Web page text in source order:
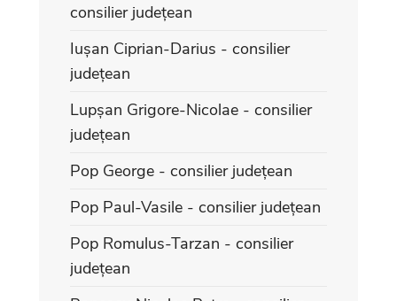
consilier județean
Iușan Ciprian-Darius - consilier
județean
Lupșan Grigore-Nicolae - consilier
județean
Pop George - consilier județean
Pop Paul-Vasile - consilier județean
Pop Romulus-Tarzan - consilier
județean